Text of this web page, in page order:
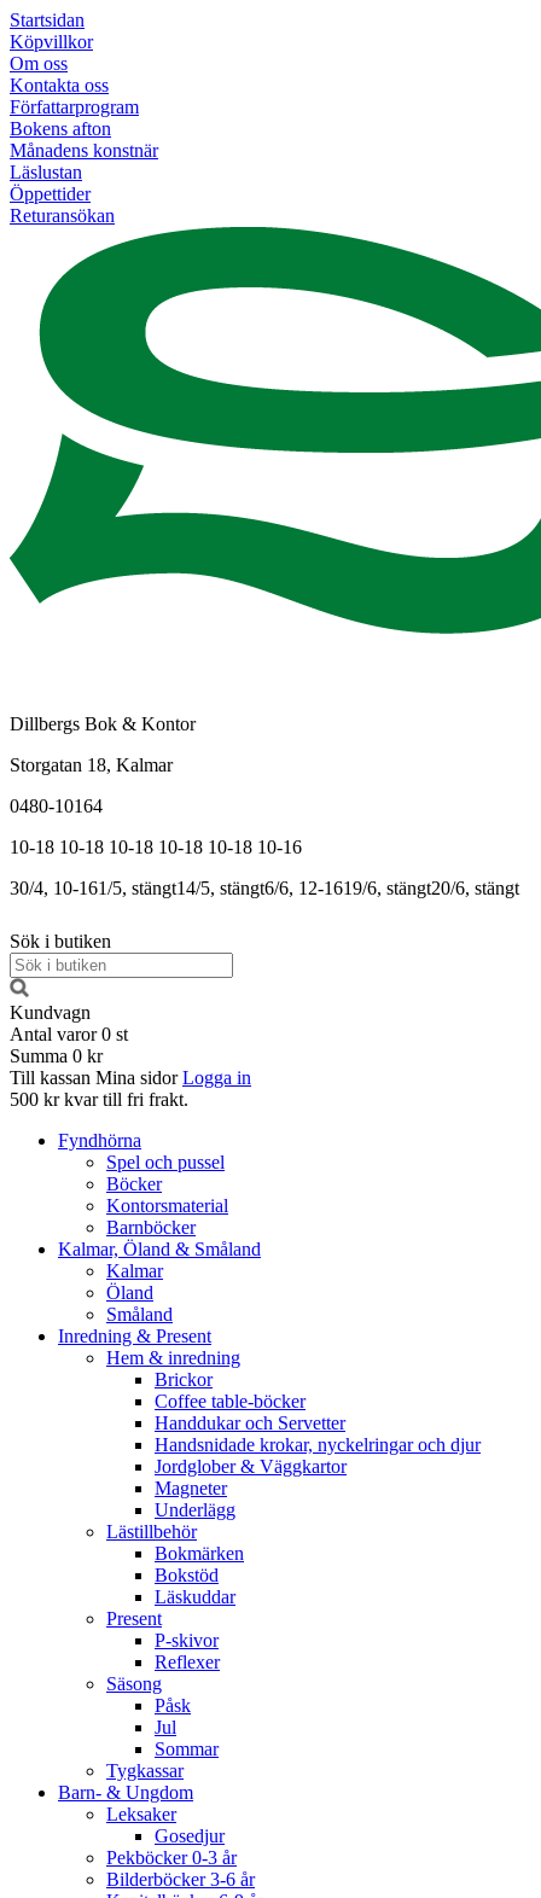
Startsidan
Köpvillkor
Om oss
Kontakta oss
Författarprogram
Bokens afton
Månadens konstnär
Läslustan
Öppettider
Returansökan
Dillbergs Bok & Kontor
Storgatan 18, Kalmar
0480-10164
10-18 10-18 10-18 10-18 10-18 10-16
30/4, 10-161/5, stängt14/5, stängt6/6, 12-1619/6, stängt20/6, stängt
Sök i butiken
Kundvagn
Antal varor 0 st
Summa 0 kr
Till kassan Mina sidor Logga in
500 kr kvar till fri frakt.
Fyndhörna
Spel och pussel
Böcker
Kontorsmaterial
Barnböcker
Kalmar, Öland & Småland
Kalmar
Öland
Småland
Inredning & Present
Hem & inredning
Brickor
Coffee table-böcker
Handdukar och Servetter
Handsnidade krokar, nyckelringar och djur
Jordglober & Väggkartor
Magneter
Underlägg
Lästillbehör
Bokmärken
Bokstöd
Läskuddar
Present
P-skivor
Reflexer
Säsong
Påsk
Jul
Sommar
Tygkassar
Barn- & Ungdom
Leksaker
Gosedjur
Pekböcker 0-3 år
Bilderböcker 3-6 år